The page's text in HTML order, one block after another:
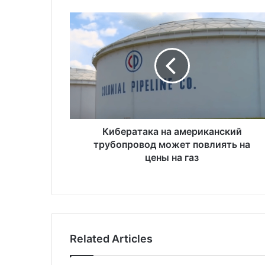
и
р
а
к
а
н
Кибератака на американский
трубопровод может повлиять на
цены на газ
Related Articles